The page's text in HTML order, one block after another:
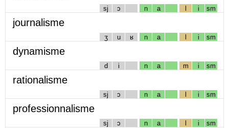
sj ɔ n a l i sm
journalisme
ʒ u ʁ n a l i sm
dynamisme
d i n a m i sm
rationalisme
sj ɔ n a l i sm
professionnalisme
sj ɔ n a l i sm